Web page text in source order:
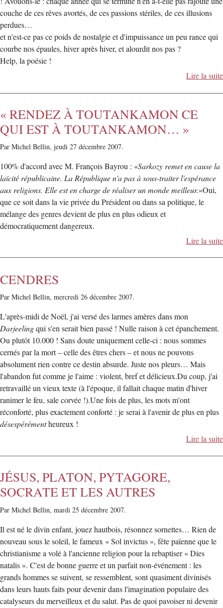
couche de ces rêves avortés, de ces passions stériles, de ces illusions
perdues…
et n'est-ce pas ce poids de nostalgie et d'impuissance un peu rance qui
courbe nos épaules, hiver après hiver, et alourdit nos pas ?
Help, la poésie !
Lire la suite
« RENDEZ À TOUTANKAMON CE
QUI EST À TOUTANKAMON… »
Par Michel Bellin, jeudi 27 décembre 2007.
100% d'accord avec M. François Bayrou : «Sarkozy remet en cause la
laïcité républicaine. La République n'a pas à sous-traiter l'espérance
aux religions. Elle est en charge de réaliser un monde meilleur.»Oui,
que ce soit dans la vie privée du Président ou dans sa politique, le
mélange des genres devient de plus en plus odieux et
démocratiquement dangereux.
Lire la suite
CENDRES
Par Michel Bellin, mercredi 26 décembre 2007.
L'après-midi de Noël, j'ai versé des larmes amères dans mon
Darjeelingqui s'en serait bien passé ! Nulle raison à cet épanchement.
Ou plutôt 10.000 ! Sans doute uniquement celle-ci : nous sommes
cernés par la mort – celle des êtres chers – et nous ne pouvons
absolument rien contre ce destin absurde. Juste nos pleurs… Mais
l'abandon fut comme je l'aime : violent, bref et délicieux.Du coup, j'ai
retravaillé un vieux texte (à l'époque, il fallait chaque matin d'hiver
ranimer le feu, sale corvée !).Une fois de plus, les mots m'ont
réconforté, plus exactement conforté : je serai à l'avenir de plus en plus
désespérémentheureux !
Lire la suite
JÉSUS, PLATON, PYTAGORE,
SOCRATE ET LES AUTRES
Par Michel Bellin, mardi 25 décembre 2007.
Il est né le divin enfant, jouez hautbois, résonnez sornettes… Rien de
nouveau sous le soleil, le fameux « Sol invictus », fête païenne que le
christianisme a volé à l'ancienne religion pour la rebaptiser « Dies
natalis ». C'est de bonne guerre et un parfait non-événement : les
grands hommes se suivent, se ressemblent, sont quasiment divinisés
dans leurs hauts faits pour devenir dans l'imagination populaire des
catalyseurs du merveilleux et du salut. Pas de quoi pavoiser ni devenir